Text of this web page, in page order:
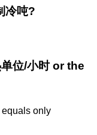
冷吨?
位/小时 or the
equals only